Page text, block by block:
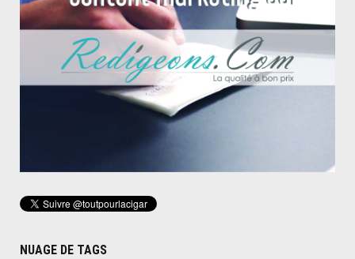
NUAGE DE TAGS